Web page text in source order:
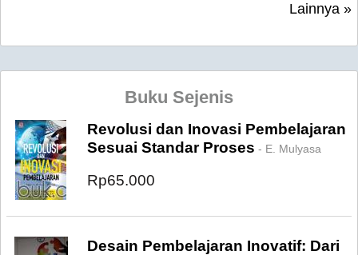
Lainnya »
Buku Sejenis
Revolusi dan Inovasi Pembelajaran
Sesuai Standar Proses - E. Mulyasa
Rp65.000
Desain Pembelajaran Inovatif: Dari